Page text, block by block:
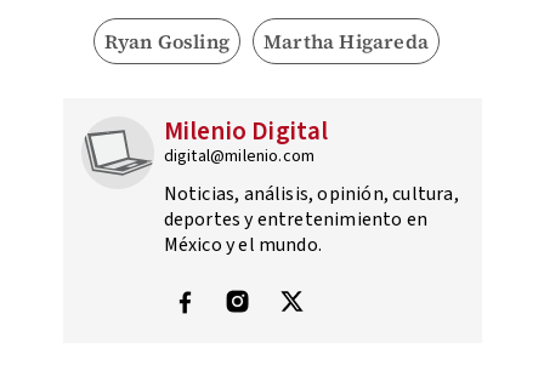
Ryan Gosling Martha Higareda
Milenio Digital
digital@milenio.com
Noticias, análisis, opinión, cultura,
deportes y entretenimiento en
México y el mundo.